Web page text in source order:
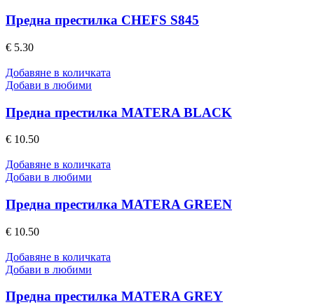
multiple
variants.
may
be
chosen
the
page
Предна престилка CHEFS S845
€ 5.30
Добавяне в количката
Добави в любими
Предна престилка MATERA BLACK
€ 10.50
Добавяне в количката
Добави в любими
Предна престилка MATERA GREEN
€ 10.50
Добавяне в количката
Добави в любими
Предна престилка MATERA GREY